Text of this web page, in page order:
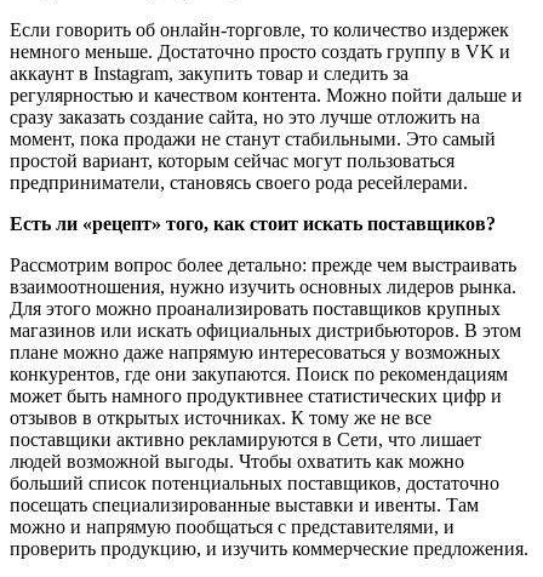
Если говорить об онлайн-торговле, то количество издержек
немного меньше. Достаточно просто создать группу в VK и
аккаунт в Instagram, закупить товар и следить за
регулярностью и качеством контента. Можно пойти дальше и
сразу заказать создание сайта, но это лучше отложить на
момент, пока продажи не станут стабильными. Это самый
простой вариант, которым сейчас могут пользоваться
предприниматели, становясь своего рода ресейлерами.
Есть ли «рецепт» того, как стоит искать поставщиков?
Рассмотрим вопрос более детально: прежде чем выстраивать
взаимоотношения, нужно изучить основных лидеров рынка.
Для этого можно проанализировать поставщиков крупных
магазинов или искать официальных дистрибьюторов. В этом
плане можно даже напрямую интересоваться у возможных
конкурентов, где они закупаются. Поиск по рекомендациям
может быть намного продуктивнее статистических цифр и
отзывов в открытых источниках. К тому же не все
поставщики активно рекламируются в Сети, что лишает
людей возможной выгоды. Чтобы охватить как можно
больший список потенциальных поставщиков, достаточно
посещать специализированные выставки и ивенты. Там
можно и напрямую пообщаться с представителями, и
проверить продукцию, и изучить коммерческие предложения.